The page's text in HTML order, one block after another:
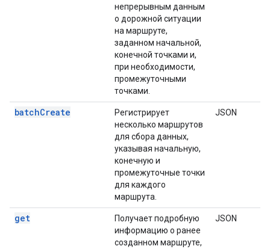
непрерывным данным
о дорожной ситуации
на маршруте,
заданном начальной,
конечной точками и,
при необходимости,
промежуточными
точками.
batchCreate
Регистрирует
несколько маршрутов
для сбора данных,
указывая начальную,
конечную и
промежуточные точки
для каждого
маршрута.
JSON
get
Получает подробную
информацию о ранее
созданном маршруте,
JSON